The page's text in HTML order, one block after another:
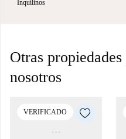
Inquilinos
Otras
nosotros
VERIFICADO